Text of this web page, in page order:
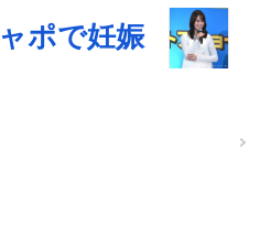
ポで妊娠